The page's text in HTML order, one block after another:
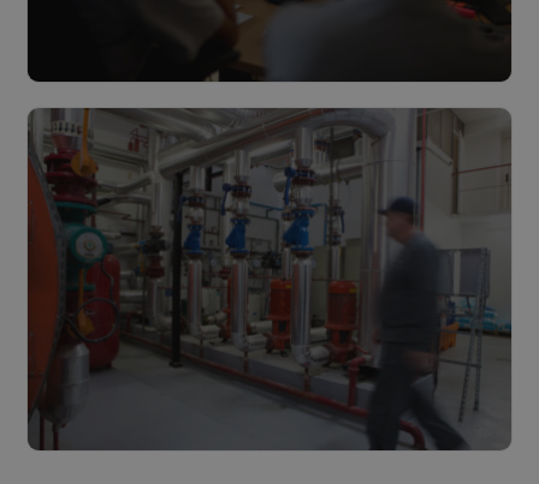
Beheer & Monitoring
Lees meer